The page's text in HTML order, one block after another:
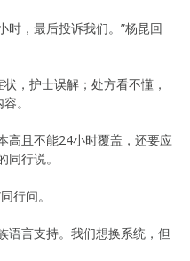
时，最后投诉我们。”杨昆回
，护士误解；处方看不懂，
。
高且不能24小时覆盖，还要应
行说。
行问。
语言支持。我们想换系统，但